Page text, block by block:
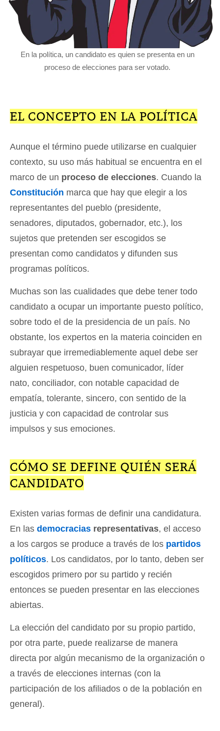
En la política, un candidato es quien se presenta en un
proceso de elecciones para ser votado.
EL CONCEPTO EN LA POLÍTICA
Aunque el término puede utilizarse en cualquier
contexto, su uso más habitual se encuentra en el
marco de un proceso de elecciones. Cuando la
Constitución marca que hay que elegir a los
representantes del pueblo (presidente,
senadores, diputados, gobernador, etc.), los
sujetos que pretenden ser escogidos se
presentan como candidatos y difunden sus
programas políticos.
Muchas son las cualidades que debe tener todo
candidato a ocupar un importante puesto político,
sobre todo el de la presidencia de un país. No
obstante, los expertos en la materia coinciden en
subrayar que irremediablemente aquel debe ser
alguien respetuoso, buen comunicador, líder
nato, conciliador, con notable capacidad de
empatía, tolerante, sincero, con sentido de la
justicia y con capacidad de controlar sus
impulsos y sus emociones.
CÓMO SE DEFINE QUIÉN SERÁ
CANDIDATO
Existen varias formas de definir una candidatura.
En las democracias representativas, el acceso
a los cargos se produce a través de los partidos
políticos. Los candidatos, por lo tanto, deben ser
escogidos primero por su partido y recién
entonces se pueden presentar en las elecciones
abiertas.
La elección del candidato por su propio partido,
por otra parte, puede realizarse de manera
directa por algún mecanismo de la organización o
a través de elecciones internas (con la
participación de los afiliados o de la población en
general).